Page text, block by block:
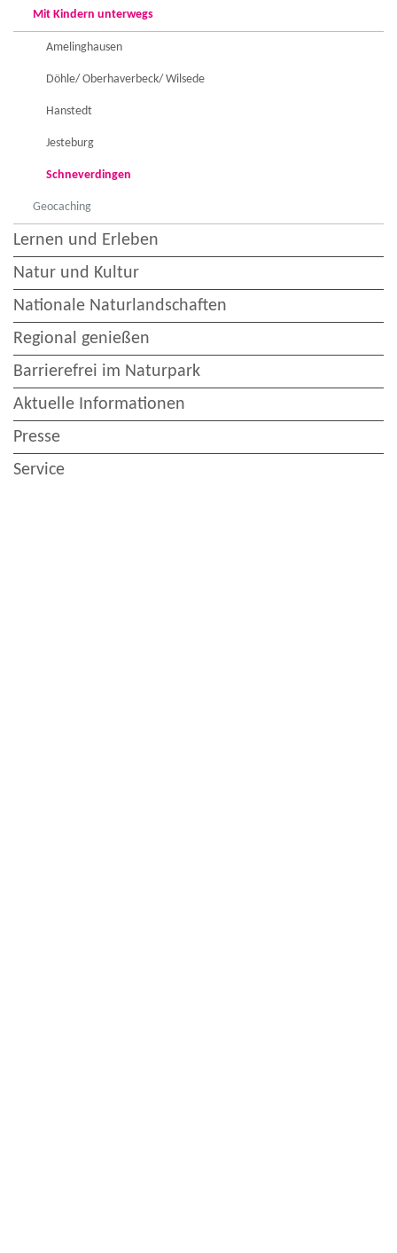
Mit Kindern unterwegs
Amelinghausen
Döhle/ Oberhaverbeck/ Wilsede
Hanstedt
Jesteburg
Schneverdingen
Geocaching
Lernen und Erleben
Natur und Kultur
Nationale Naturlandschaften
Regional genießen
Barrierefrei im Naturpark
Aktuelle Informationen
Presse
Service